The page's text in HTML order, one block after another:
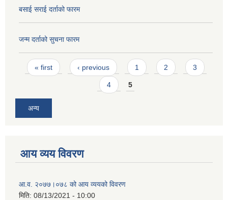
बसाई सराई दर्ताको फारम
जन्म दर्ताको सुचना फारम
Pages
« first ‹ previous 1 2 3
4 5
अन्य
आय व्यय विवरण
आ.व. २०७७।०७८ को आय व्ययको विवरण
मिति: 08/13/2021 - 10:00